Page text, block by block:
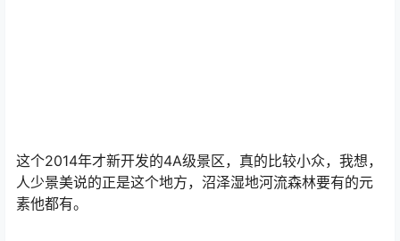
这个2014年才新开发的4A级景区，真的比较小众，我想，
人少景美说的正是这个地方，沼泽湿地河流森林要有的元
素他都有。